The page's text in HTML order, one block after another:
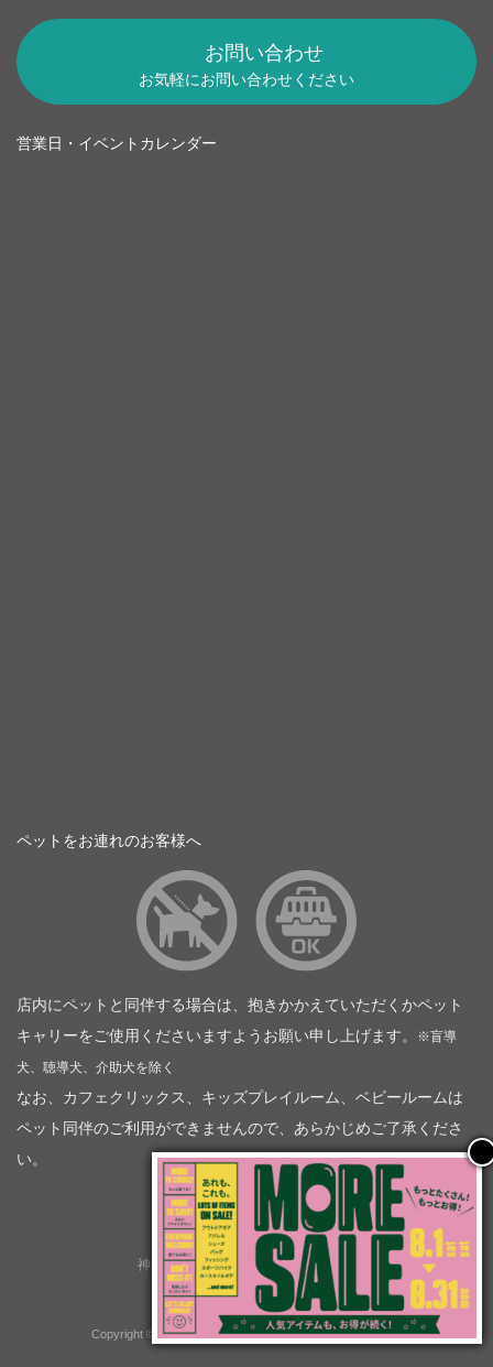
お問い合わせ
お気軽にお問い合わせください
営業日・イベントカレンダー
ペットをお連れのお客様へ
店内にペットと同伴する場合は、抱きかかえていただくかペット
キャリーをご使用くださいますようお願い申し上げます。
※盲導
犬、聴導犬、介助犬を除く
なお、カフェクリックス、キッズプレイルーム、ベビールームは
ペット同伴のご利用ができませんので、あらかじめご了承くださ
い。
神奈川トヨタ自動車（企業情報）
トヨタモビリティ神奈川
株式会社会社ＫＴグループ
Copyright © GOOD OPEN AIRS myX All Rights Reserved.